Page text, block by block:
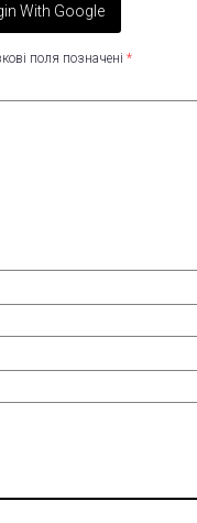
With Google
поля позначені *